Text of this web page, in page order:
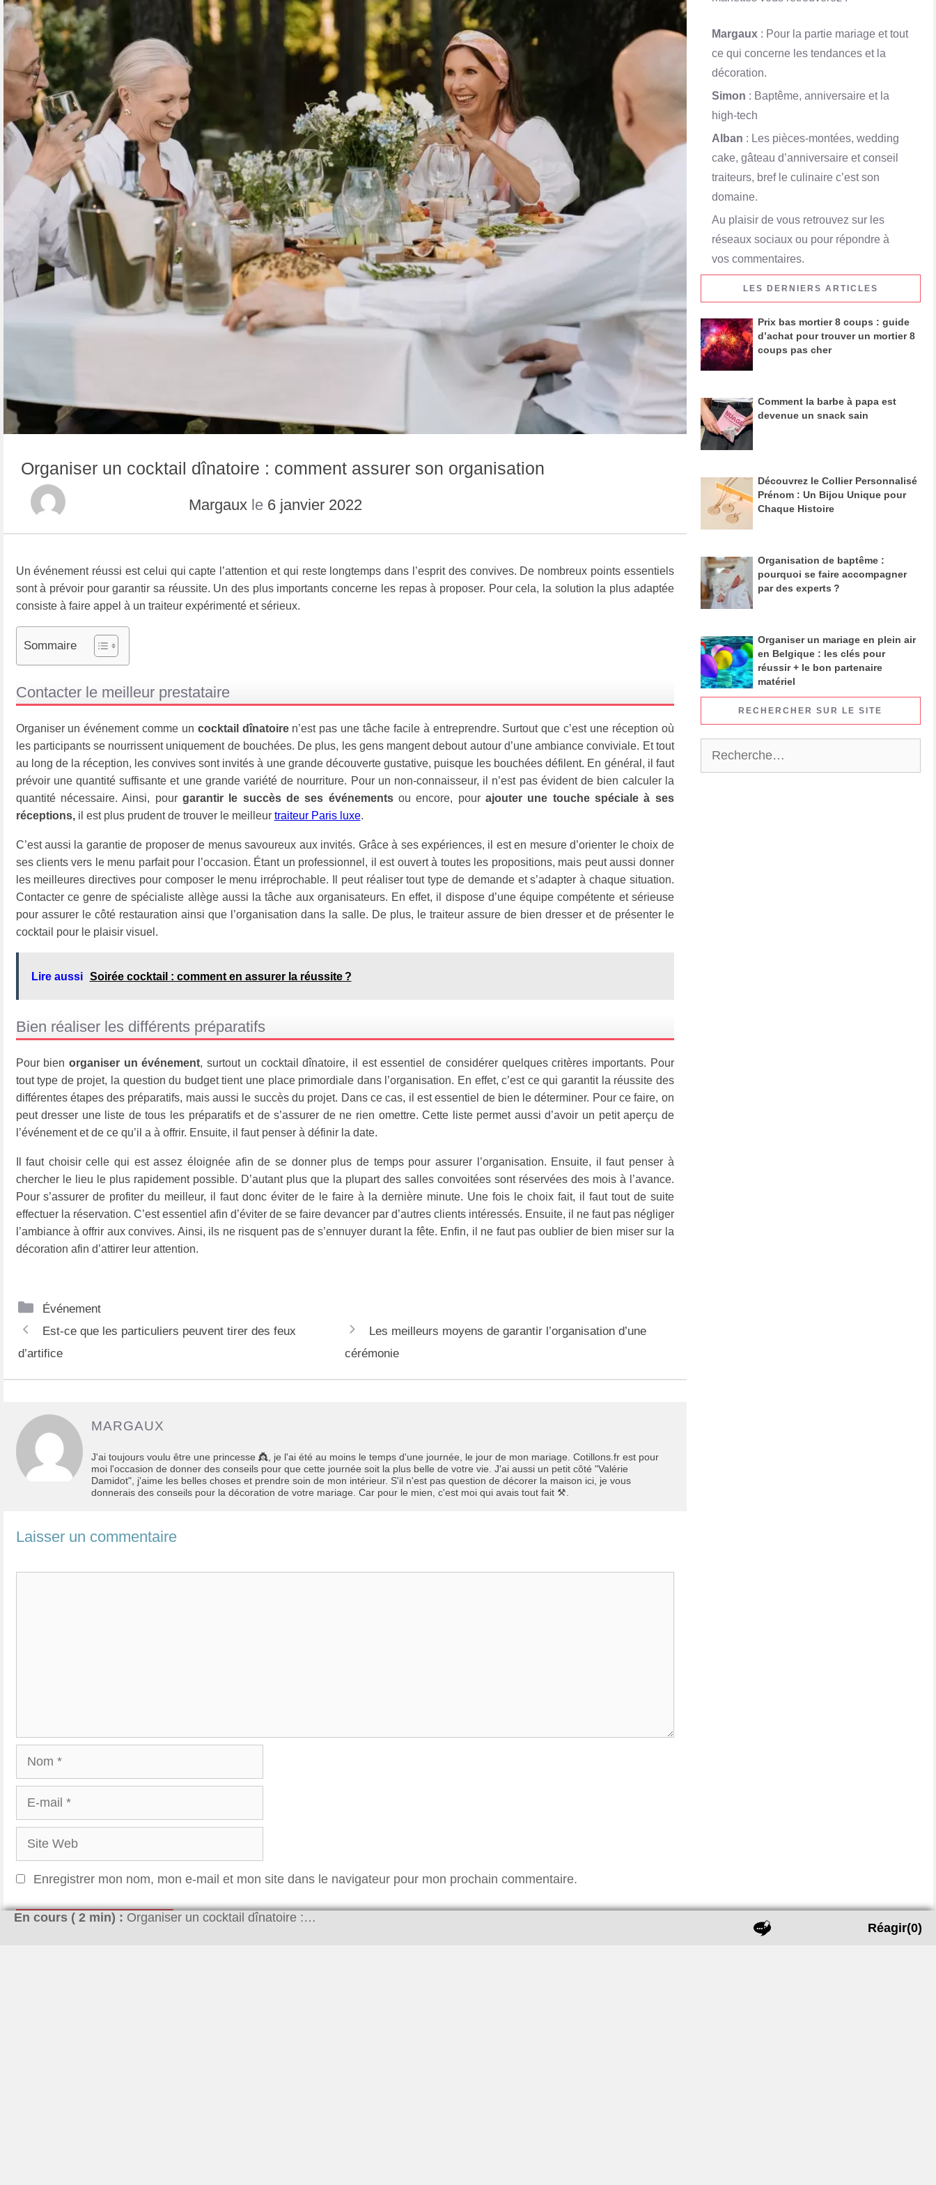
Organiser un cocktail dînatoire : comment assurer son organisation
Margaux le 6 janvier 2022
Un événement réussi est celui qui capte l’attention et qui reste longtemps dans l’esprit des convives. De nombreux points essentiels
sont à prévoir pour garantir sa réussite. Un des plus importants concerne les repas à proposer. Pour cela, la solution la plus adaptée
consiste à faire appel à un traiteur expérimenté et sérieux.
Sommaire
Contacter le meilleur prestataire
Organiser un événement comme un cocktail dînatoiren’est pas une tâche facile à entreprendre. Surtout que c’est une réception où
les participants se nourrissent uniquement de bouchées. De plus, les gens mangent debout autour d’une ambiance conviviale. Et tout
au long de la réception, les convives sont invités à une grande découverte gustative, puisque les bouchées défilent. En général, il faut
prévoir une quantité suffisante et une grande variété de nourriture. Pour un non-connaisseur, il n’est pas évident de bien calculer la
quantité nécessaire. Ainsi, pour garantir le succès de ses événementsou encore, pourajouter une touche spéciale à ses
réceptions, il est plus prudent de trouver le meilleur traiteur Paris luxe.
C’est aussi la garantie de proposer de menus savoureux aux invités. Grâce à ses expériences, il est en mesure d’orienter le choix de
ses clients vers le menu parfait pour l’occasion. Étant un professionnel, il est ouvert à toutes les propositions, mais peut aussi donner
les meilleures directives pour composer le menu irréprochable. Il peut réaliser tout type de demande et s’adapter à chaque situation.
Contacter ce genre de spécialiste allège aussi la tâche aux organisateurs. En effet, il dispose d’une équipe compétente et sérieuse
pour assurer le côté restauration ainsi que l’organisation dans la salle. De plus, le traiteur assure de bien dresser et de présenter le
cocktail pour le plaisir visuel.
Lire aussi Soirée cocktail : comment en assurer la réussite ?
Bien réaliser les différents préparatifs
Pour bien organiser un événement, surtout un cocktail dînatoire, il est essentiel de considérer quelques critères importants. Pour
tout type de projet, la question du budget tient une place primordiale dans l’organisation. En effet, c’est ce qui garantit la réussite des
différentes étapes des préparatifs, mais aussi le succès du projet. Dans ce cas, il est essentiel de bien le déterminer. Pour ce faire, on
peut dresser une liste de tous les préparatifs et de s’assurer de ne rien omettre. Cette liste permet aussi d’avoir un petit aperçu de
l’événement et de ce qu’il a à offrir. Ensuite, il faut penser à définir la date.
Il faut choisir celle qui est assez éloignée afin de se donner plus de temps pour assurer l’organisation. Ensuite, il faut penser à
chercher le lieu le plus rapidement possible. D’autant plus que la plupart des salles convoitées sont réservées des mois à l’avance.
Pour s’assurer de profiter du meilleur, il faut donc éviter de le faire à la dernière minute. Une fois le choix fait, il faut tout de suite
effectuer la réservation. C’est essentiel afin d’éviter de se faire devancer par d’autres clients intéressés. Ensuite, il ne faut pas négliger
l’ambiance à offrir aux convives. Ainsi, ils ne risquent pas de s’ennuyer durant la fête. Enfin, il ne faut pas oublier de bien miser sur la
décoration afin d’attirer leur attention.
Catégories
Événement
Navigation
des
Est-ce que les particuliers peuvent tirer des feux
d’artifice
Les meilleurs moyens de garantir l’organisation d’une
cérémonie
MARGAUX
J'ai toujours voulu être une princesse 👸, je l'ai été au moins le temps d'une journée, le jour de mon mariage. Cotillons.fr est pour
moi l'occasion de donner des conseils pour que cette journée soit la plus belle de votre vie. J'ai aussi un petit côté "Valérie
Damidot", j'aime les belles choses et prendre soin de mon intérieur. S'il n'est pas question de décorer la maison ici, je vous
donnerais des conseils pour la décoration de votre mariage. Car pour le mien, c'est moi qui avais tout fait ⚒.
Laisser un commentaire
Nom
mail
Site
Web
Enregistrer mon nom, mon e-mail et mon site dans le navigateur pour mon prochain commentaire.
Margaux: Pour la partie mariage et tout
ce qui concerne les tendances et la
décoration.
Simon : Baptême, anniversaire et la
high-tech
Alban : Les pièces-montées, wedding
cake, gâteau d’anniversaire et conseil
traiteurs, bref le culinaire c’est son
domaine.
Au plaisir de vous retrouvez sur les
réseaux sociaux ou pour répondre à
vos commentaires.
LES DERNIERS ARTICLES
Prix bas mortier 8 coups : guide
d’achat pour trouver un mortier 8
coups pas cher
Comment la barbe à papa est
devenue un snack sain
Découvrez le Collier Personnalisé
Prénom : Un Bijou Unique pour
Chaque Histoire
Organisation de baptême :
pourquoi se faire accompagner
par des experts ?
Organiser un mariage en plein air
en Belgique : les clés pour
réussir + le bon partenaire
matériel
RECHERCHER SUR LE SITE
En cours ( 2 min) : Organiser un cocktail dînatoire :…
Réagir(0)